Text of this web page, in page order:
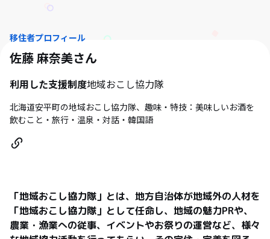
移住者プロフィール
佐藤 麻奈美さん
利用した支援制度地域おこし協力隊
北海道安平町の地域おこし協力隊、趣味・特技：美味しいお酒を
飲むこと・旅行・温泉・対話・韓国語
「地域おこし協力隊」とは、地方自治体が地域外の人材を
「地域おこし協力隊」として任命し、地域の魅力PRや、
農業・漁業への従事、イベントやお祭りの運営など、様々